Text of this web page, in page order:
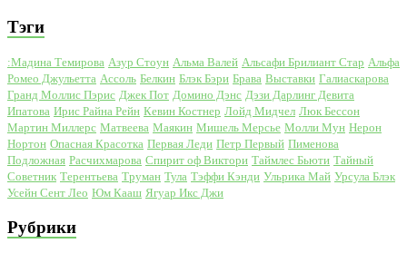
Тэги
:Мадина Темирова Азур Стоун Альма Валей Альсафи Брилиант Стар Альфа
Ромео Джульетта Ассоль Белкин Блэк Бэри Брава Выставки Галиаскарова
Гранд Моллис Пэрис Джек Пот Домино Дэнс Дэзи Дарлинг Девита
Ипатова Ирис Райна Рейн Кевин Костнер Лойд Мидчел Люк Бессон
Мартин Миллерс Матвеева Маякин Мишель Мерсье Молли Мун Нерон
Нортон Опасная Красотка Первая Леди Петр Первый Пименова
Подложная Расчихмарова Спирит оф Виктори Таймлес Бьюти Тайный
Советник Терентьева Труман Тула Тэффи Кэнди Ульрика Май Урсула Блэк
Усейн Сент Лео Юм Кааш Ягуар Икс Джи
Рубрики